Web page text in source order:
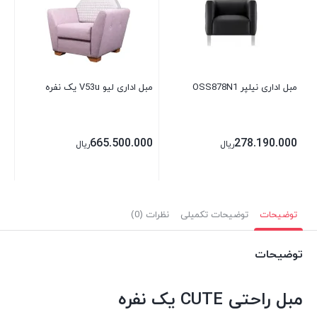
مبل اداری نیلپر OSS878N1
278.190.000ریال
مبل اداری لیو V53u یک نفره
665.500.000ریال
توضیحات توضیحات تکمیلی نظرات (0)
توضیحات
مبل راحتی CUTE یک نفره